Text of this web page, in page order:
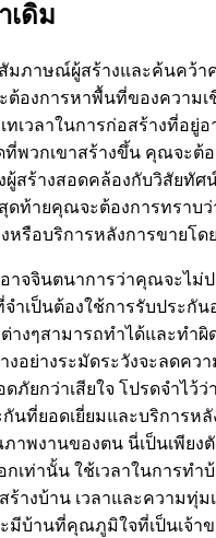
เดิม
มภาษณ์ผู้สร้างและค้นคว้า
ต้องการหาพื้นที่ของความเ
ทเวลาในการก่อสร้างที่อยู่
ที่พวกเขาสร้างขึ้น คุณจะต้
ผู้สร้างสอดคล้องกับวิสัยทั
ท้ายคุณจะต้องการทราบว่
หรือบริการหลังการขายโด
จจินตนาการว่าคุณจะไม่
เป็นต้องใช้การรับประกัน
างๆสามารถทำได้และทำ
งอย่างระมัดระวังจะลดคว
ภัยกว่าเสียใจ โปรดจำไว้ว่า
นที่ยอดเยี่ยมและบริการหลั
าพงานของตน นี่เป็นเพียง
กเท่านั้น ใช้เวลาในการท
ร้างบ้าน เวลาและความทุ่
มีบ้านที่คุณภูมิใจที่เป็นเจ้าข